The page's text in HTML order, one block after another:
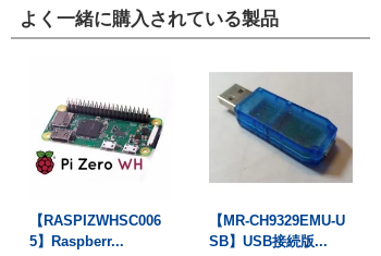
よく一緒に購入されている製品
【RASPIZWHSC006
5】Raspberr...
【MR-CH9329EMU-U
SB】USB接続版...